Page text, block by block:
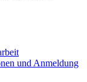
und Anmeldung